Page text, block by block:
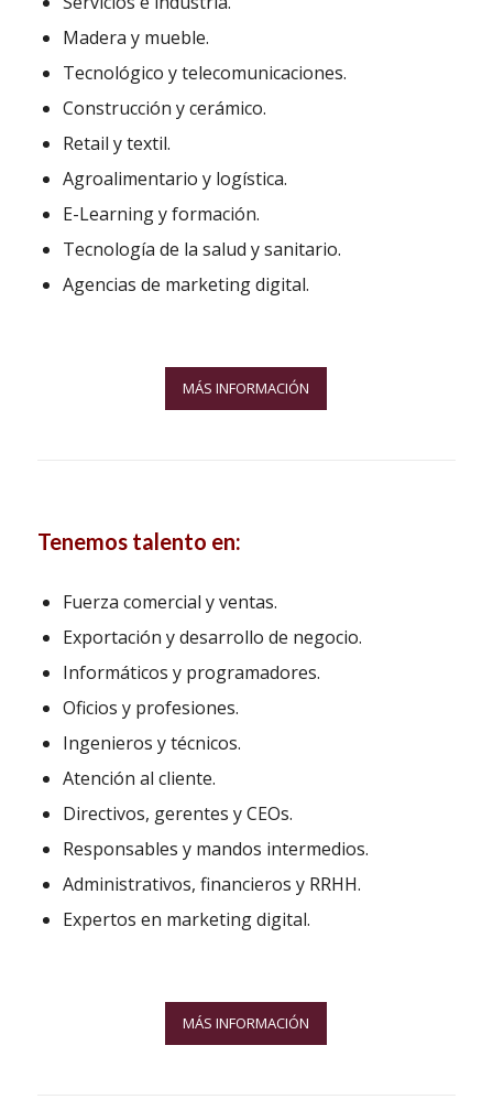
Madera y mueble.
Tecnológico y telecomunicaciones.
Construcción y cerámico.
Retail y textil.
Agroalimentario y logística.
E-Learning y formación.
Tecnología de la salud y sanitario.
Agencias de marketing digital.
MÁS INFORMACIÓN
Tenemos talento en:
Fuerza comercial y ventas.
Exportación y desarrollo de negocio.
Informáticos y programadores.
Oficios y profesiones.
Ingenieros y técnicos.
Atención al cliente.
Directivos, gerentes y CEOs.
Responsables y mandos intermedios.
Administrativos, financieros y RRHH.
Expertos en marketing digital.
MÁS INFORMACIÓN